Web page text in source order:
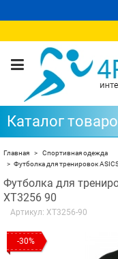
Каталог
Главная
Спортивная одежда
Футболка для тренировок
Футболка для
XT3256 90
Артикул: XT3256-90
-30%